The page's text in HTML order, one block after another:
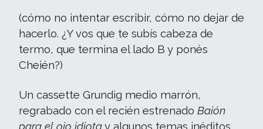
(cómo no intentar escribir, cómo no dejar de
hacerlo. ¿Y vos que te subís cabeza de
termo, que termina el lado B y ponés
Cheién?)
Un cassette Grundig medio marrón,
regrabado con el recién estrenado Baión
para el ojo idiotay algunos temas inéditos